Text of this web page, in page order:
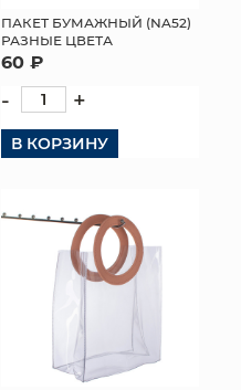
ПАКЕТ БУМАЖНЫЙ (NA52)
РАЗНЫЕ ЦВЕТА
60 ₽
- +
В КОРЗИНУ